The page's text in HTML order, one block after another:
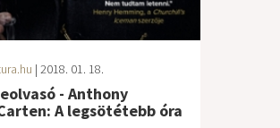
| 2018. 01. 18.
- Anthony
A legsötétebb óra